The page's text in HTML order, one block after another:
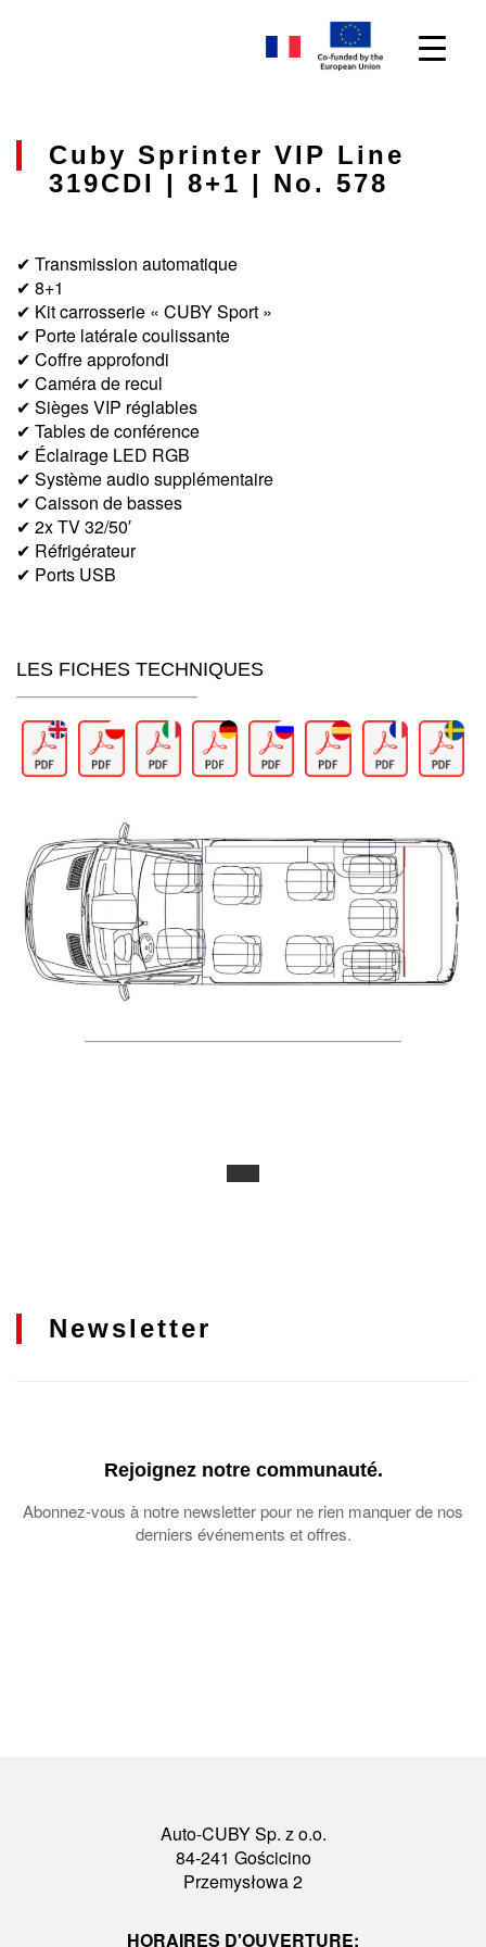
Cuby Sprinter VIP Line
319CDI | 8+1 | No. 578
✔ Transmission automatique
✔ 8+1
✔ Kit carrosserie « CUBY Sport »
✔ Porte latérale coulissante
✔ Coffre approfondi
✔ Caméra de recul
✔ Sièges VIP réglables
✔ Tables de conférence
✔ Éclairage LED RGB
✔ Système audio supplémentaire
✔ Caisson de basses
✔ 2x TV 32/50′
✔ Réfrigérateur
✔ Ports USB
LES FICHES TECHNIQUES
Newsletter
Rejoignez notre communauté.
Abonnez-vous à notre newsletter pour ne rien manquer de nos
derniers événements et offres.
Auto-CUBY Sp. z o.o.
84-241 Gościcino
Przemysłowa 2
HORAIRES D'OUVERTURE: